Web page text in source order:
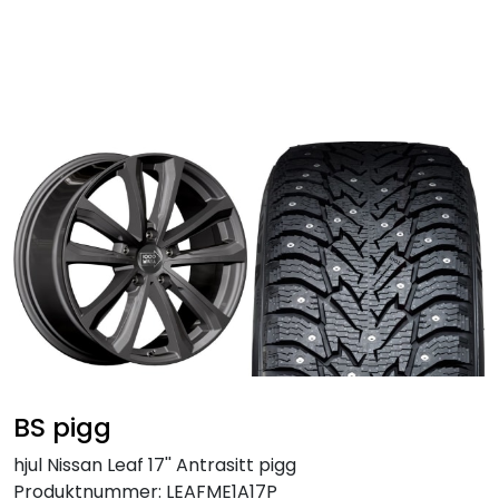
BS pigg
hjul Nissan Leaf 17'' Antrasitt pigg
Produktnummer: LEAFME1A17P
Hjulpakker
Felger
Lastebil
Buss
Anlegg